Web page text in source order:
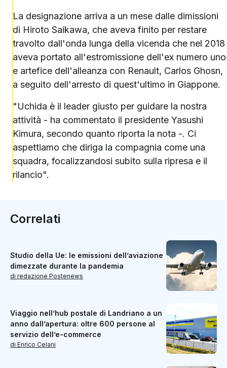
La designazione arriva a un mese dalle dimissioni
di Hiroto Saikawa, che aveva finito per restare
travolto dall'onda lunga della vicenda che nel 2018
aveva portato all'estromissione dell'ex numero uno
e artefice dell'alleanza con Renault, Carlos Ghosn,
a seguito dell'arresto di quest'ultimo in Giappone.
"Uchida è il leader giusto per guidare la nostra
attività - ha commentato il presidente Yasushi
Kimura, secondo quanto riporta la nota -. Ci
aspettiamo che diriga la compagnia come una
squadra, focalizzandosi subito sulla ripresa e il
rilancio".
Correlati
Studio della Ue: le emissioni dell’aviazione
dimezzate durante la pandemia
di redazione Postenews
Viaggio nell’hub postale di Landriano a un
anno dall’apertura: oltre 600 persone al
servizio dell’e-commerce
di Enrico Celani